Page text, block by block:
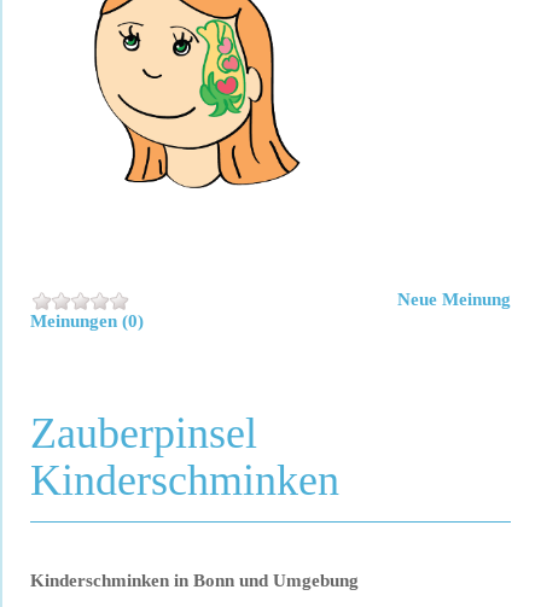
Meinungen (0)
Neue Meinung
Zauberpinsel
Kinderschminken
Kinderschminken in Bonn und Umgebung